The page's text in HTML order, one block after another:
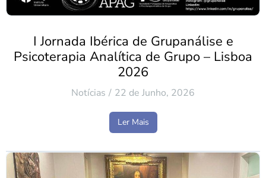
I Jornada Ibérica de Grupanálise e
Psicoterapia Analítica de Grupo – Lisboa
2026
Notícias 22 de Junho, 2026
Ler Mais